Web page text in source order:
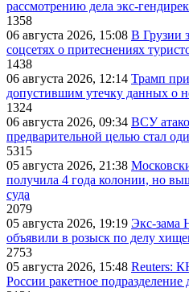
рассмотрению дела экс-
1358
06 августа 2026, 15:08 В Грузии
соцсетях о притеснениях
1438
06 августа 2026, 12:14 Трамп
допустившим утечку данных о
1324
06 августа 2026, 09:34 ВСУ
предварительной целью стал
5315
05 августа 2026, 21:38
получила 4 года колонии, но
суда
2079
05 августа 2026, 19:19 Экс-зама
объявили в розыск по делу
2753
05 августа 2026, 15:48 Reuters:
России ракетное